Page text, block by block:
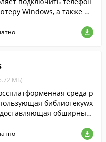
Windows, а также пе
МБ)
среда р
библиотекуwx
обширный